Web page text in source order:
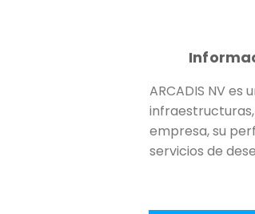
ARCADIS NV
infraestructuras,
empresa, su
servicios de